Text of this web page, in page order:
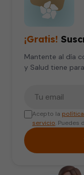
¡Gratis!
Mantente al día
y Salud tiene
Acepto la
servicio. Puedes